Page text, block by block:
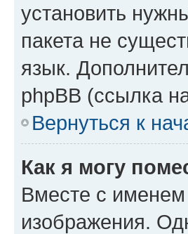
установить
пакета не
язык.
phpBB (ссылка
Вернуться к
Как я могу
Вместе с именем
изображения.